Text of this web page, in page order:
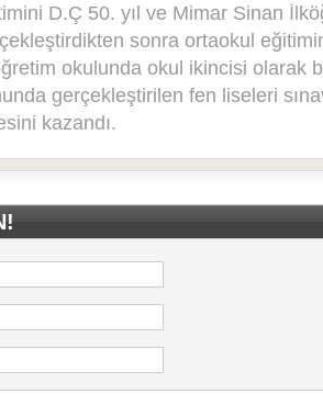
D.Ç 50. yıl ve Mimar Sinan
sonra ortaokul
okulunda okul ikincisi olarak
gerçekleştirilen fen liseleri
kazandı.